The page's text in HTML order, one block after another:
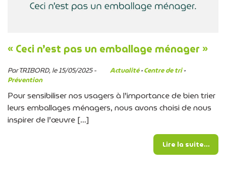
« Ceci n’est pas un emballage ménager »
Par TRIBORD, le 15/05/2025 - Actualité·Centre de tri·
Prévention
Pour sensibiliser nos usagers à l’importance de bien trier
leurs emballages ménagers, nous avons choisi de nous
inspirer de l’œuvre […]
Lire la suite…from